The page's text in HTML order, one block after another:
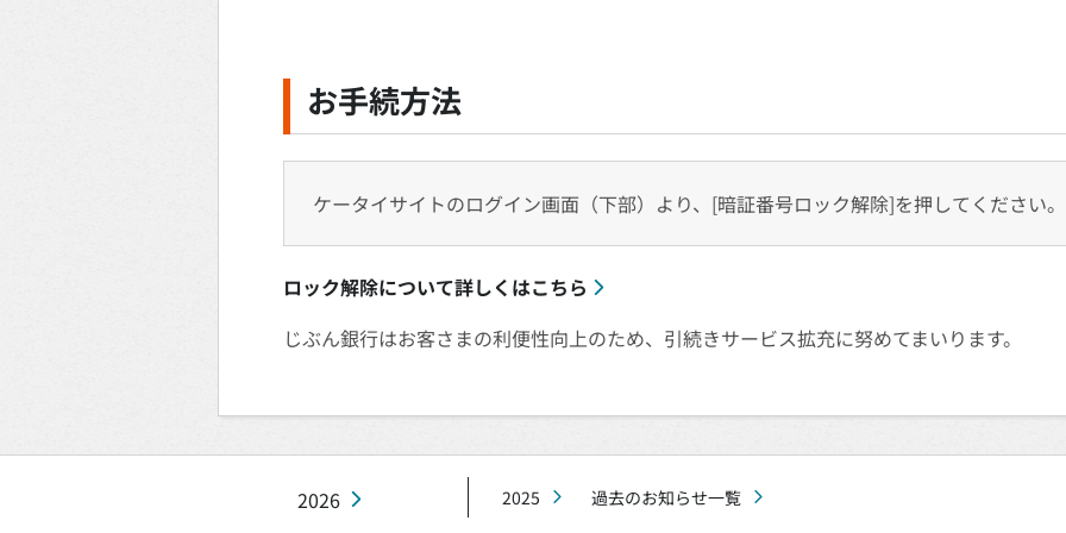
お手続方法
ケータイサイトのログイン画面（下部）より、[暗証番号ロック解除]を押してください。
ロック解除について詳しくはこちら
じぶん銀行はお客さまの利便性向上のため、引続きサービス拡充に努めてまいります。
2026 2025 過去のお知らせ一覧